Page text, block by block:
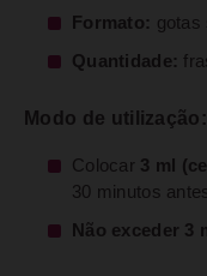
Formato: gotas
Quantidade:
Modo de utilização:
Colocar 3 ml
30 minutos
Não exceder 3